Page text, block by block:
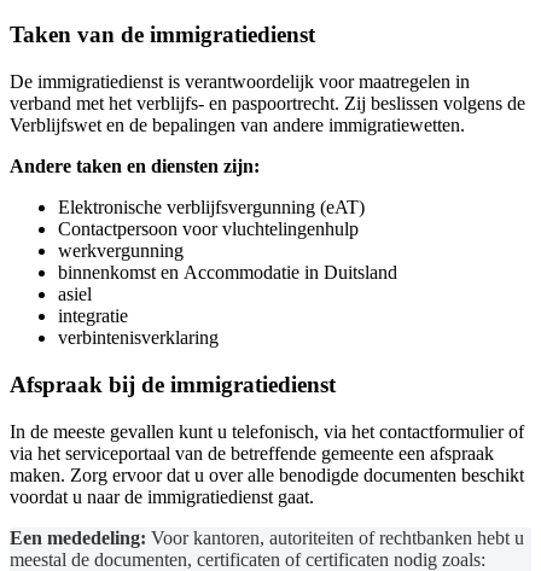
Taken van de immigratiedienst
De immigratiedienst is verantwoordelijk voor maatregelen in
verband met het verblijfs- en paspoortrecht. Zij beslissen volgens de
Verblijfswet en de bepalingen van andere immigratiewetten.
Andere taken en diensten zijn:
Elektronische verblijfsvergunning (eAT)
Contactpersoon voor vluchtelingenhulp
werkvergunning
binnenkomst en Accommodatie in Duitsland
asiel
integratie
verbintenisverklaring
Afspraak bij de immigratiedienst
In de meeste gevallen kunt u telefonisch, via het contactformulier of
via het serviceportaal van de betreffende gemeente een afspraak
maken. Zorg ervoor dat u over alle benodigde documenten beschikt
voordat u naar de immigratiedienst gaat.
Een mededeling: Voor kantoren, autoriteiten of rechtbanken hebt u
meestal de documenten, certificaten of certificaten nodig zoals: